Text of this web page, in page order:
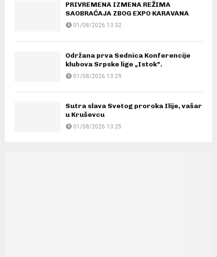
PRIVREMENA IZMENA REŽIMA
SAOBRAĆAJA ZBOG EXPO KARAVANA
01/08/2026 13:32
Održana prva Sednica Konferencije
klubova Srpske lige „Istok”.
01/08/2026 13:29
Sutra slava Svetog proroka Ilije, vašar
u Kruševcu
01/08/2026 13:25